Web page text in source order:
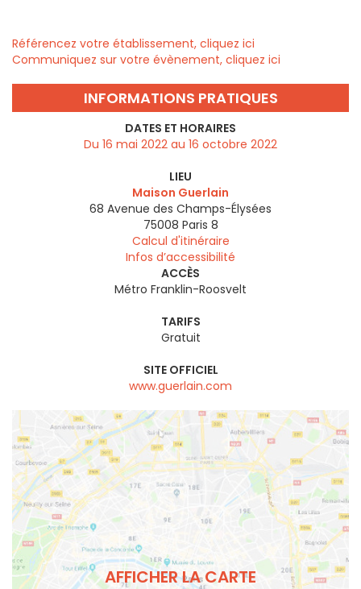
Référencez votre établissement, cliquez ici
Communiquez sur votre évènement, cliquez ici
INFORMATIONS PRATIQUES
DATES ET HORAIRES
Du 16 mai 2022 au 16 octobre 2022
LIEU
Maison Guerlain
68 Avenue des Champs-Élysées
75008 Paris 8
Calcul d'itinéraire
Infos d’accessibilité
ACCÈS
Métro Franklin-Roosvelt
TARIFS
Gratuit
SITE OFFICIEL
www.guerlain.com
AFFICHER LA CARTE